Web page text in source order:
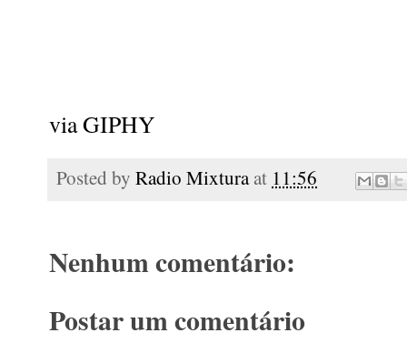
via GIPHY
Posted by Radio Mixtura at 11:56
Nenhum comentário:
Postar um comentário